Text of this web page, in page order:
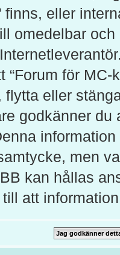
finns, eller
omedelbar
“Forum för
flytta eller
godkänner
men
kan hållas
att